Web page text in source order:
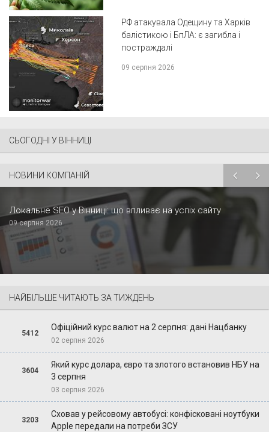
РФ атакувала Одещину та Харків
балістикою і БпЛА: є загибла і
постраждалі
09 серпня 2026
СЬОГОДНІ У ВІННИЦІ
НОВИНИ КОМПАНІЙ
Локальне SEO у Вінниці: що впливає на успіх сайту
09 серпня 2026
НАЙБІЛЬШЕ ЧИТАЮТЬ ЗА ТИЖДЕНЬ
5412
Офіційний курс валют на 2 серпня: дані Нацбанку
02 серпня 2026
3604
Який курс долара, євро та злотого встановив НБУ на
3 серпня
03 серпня 2026
3203
Сховав у рейсовому автобусі: конфісковані ноутбуки
Apple передали на потреби ЗСУ